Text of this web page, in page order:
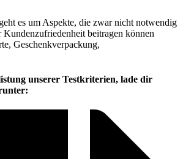
es um Aspekte, die zwar nicht notwendig
Kundenzufriedenheit beitragen können
Geschenkverpackung,
unserer Testkriterien, lade dir